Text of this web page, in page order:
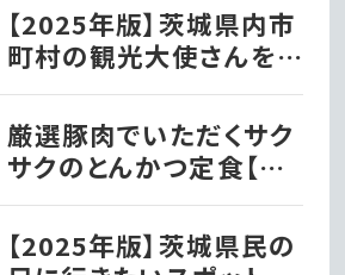
で発売開始!!
【2025年版】茨城県内市
町村の観光大使さんを
紹介！
厳選豚肉でいただくサク
サクのとんかつ定食【と
んかつ文久】
【2025年版】茨城県民の